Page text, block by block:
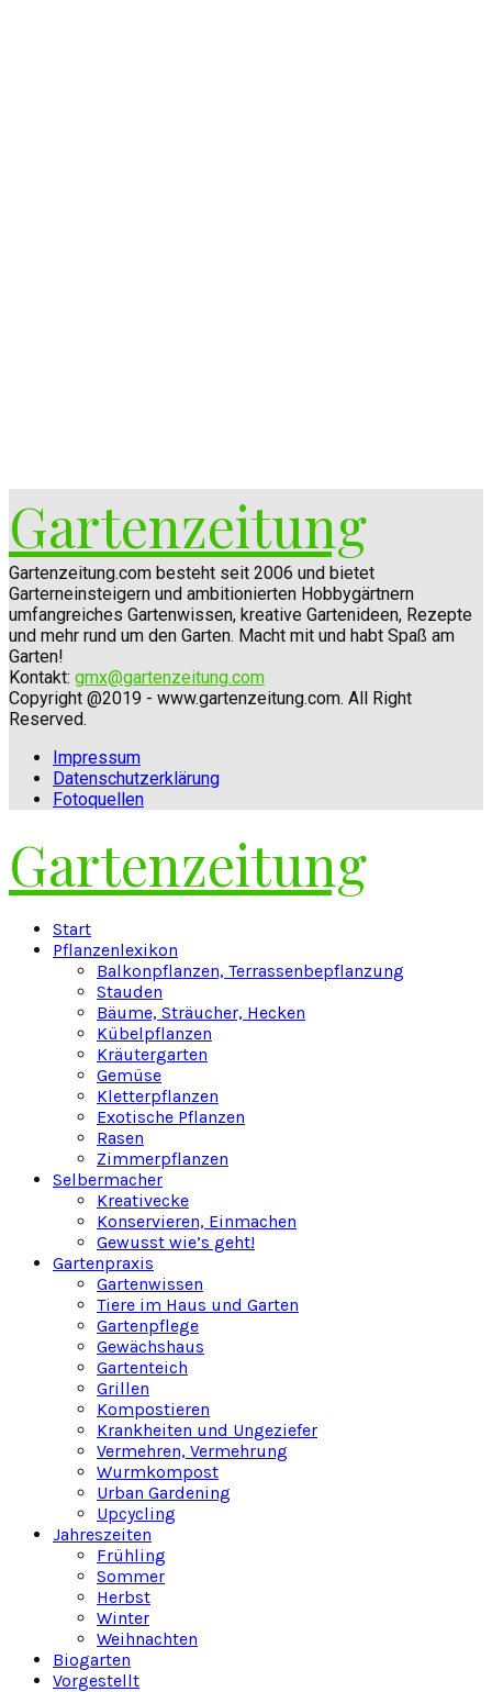
Gartenzeitung
Gartenzeitung.com besteht seit 2006 und bietet
Garterneinsteigern und ambitionierten Hobbygärtnern
umfangreiches Gartenwissen, kreative Gartenideen, Rezepte
und mehr rund um den Garten. Macht mit und habt Spaß am
Garten!
Kontakt: gmx@gartenzeitung.com
Copyright @2019 - www.gartenzeitung.com. All Right
Reserved.
Impressum
Datenschutzerklärung
Fotoquellen
Gartenzeitung
Start
Pflanzenlexikon
Balkonpflanzen, Terrassenbepflanzung
Stauden
Bäume, Sträucher, Hecken
Kübelpflanzen
Kräutergarten
Gemüse
Kletterpflanzen
Exotische Pflanzen
Rasen
Zimmerpflanzen
Selbermacher
Kreativecke
Konservieren, Einmachen
Gewusst wie’s geht!
Gartenpraxis
Gartenwissen
Tiere im Haus und Garten
Gartenpflege
Gewächshaus
Gartenteich
Grillen
Kompostieren
Krankheiten und Ungeziefer
Vermehren, Vermehrung
Wurmkompost
Urban Gardening
Upcycling
Jahreszeiten
Frühling
Sommer
Herbst
Winter
Weihnachten
Biogarten
Vorgestellt